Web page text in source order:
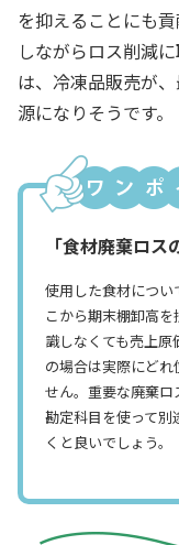
を抑えることにも貢
しながらロス削減
は、冷凍品販売が
源になりそうです。
「食材廃棄ロス
使用した食材につ
こから期末棚卸高
識しなくても売上
の場合は実際にど
せん。重要な廃棄
勘定科目を使って
くと良いでしょう。